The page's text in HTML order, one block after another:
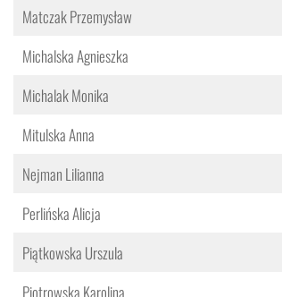
Matczak Przemysław
Michalska Agnieszka
Michalak Monika
Mitulska Anna
Nejman Lilianna
Perlińska Alicja
Piątkowska Urszula
Piotrowska Karolina